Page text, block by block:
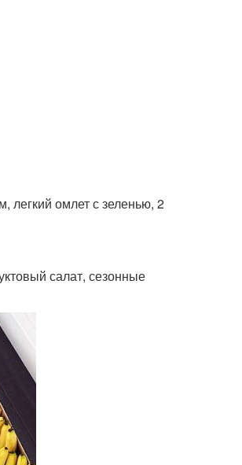
легкий омлет с зеленью, 2
салат, сезонные